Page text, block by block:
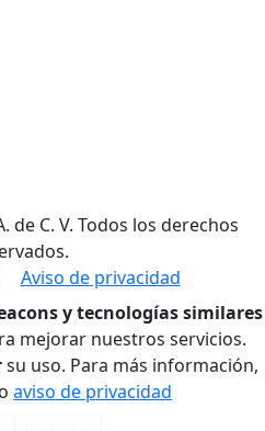
de C. V. Todos los derechos
Aviso de privacidad
y tecnologías similares
mejorar nuestros servicios.
su uso. Para más información,
aviso de privacidad